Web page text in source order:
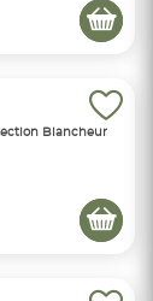
Blancheur